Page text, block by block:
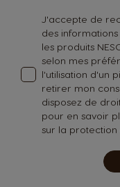
J'accepte de
des
les produits
selon mes
l'utilisation d'un
retirer mon
disposez de
pour en savoir
sur la protection